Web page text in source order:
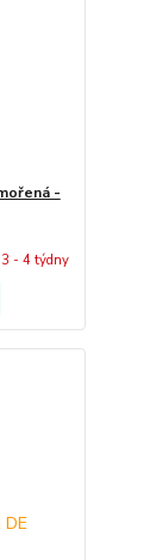
-
3 - 4 týdny